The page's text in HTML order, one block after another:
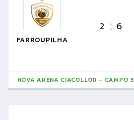
FARROUPILHA
2 6
NOVA ARENA CIACOLLOR - CAMPO 3